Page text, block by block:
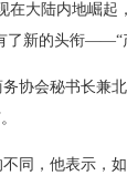
在大陆内地崛
了新的头衔——“
协会秘书长兼
同，他表示，